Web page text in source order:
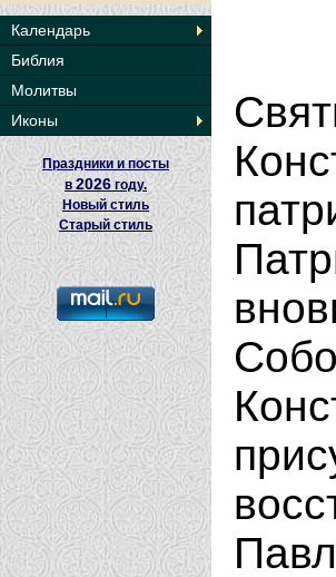
Календарь
Библия
Молитвы
Иконы
Праздники и посты
в 2026 году.
Новый стиль
Старый стиль